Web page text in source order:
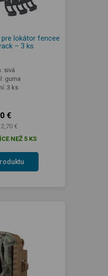
lokátor fencee
– 3 ks
sivá
guma
3 ks
€
€
NEŽ 5 KS